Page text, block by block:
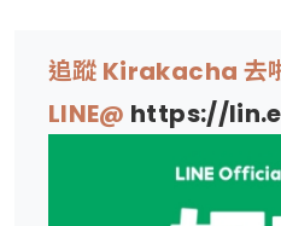
追蹤 Kirakacha 去
LINE@ https://